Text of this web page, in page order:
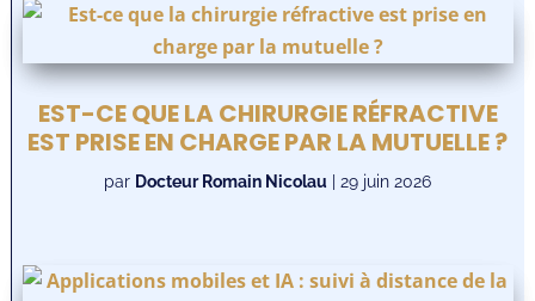
EST-CE QUE LA CHIRURGIE RÉFRACTIVE
EST PRISE EN CHARGE PAR LA MUTUELLE ?
par Docteur Romain Nicolau |29 juin 2026